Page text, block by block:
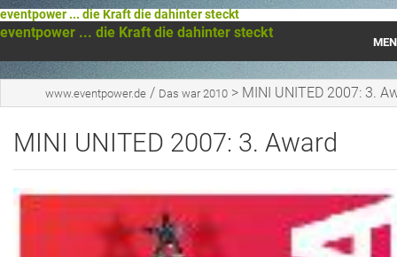
eventpower ... die Kraft die dahinter steckt
eventpower ... die Kraft die dahinter steckt
Startseite
Das war 2021
Das war 2020
www.eventpower.de / Das war 2010 > MINI UNITED 2007: 3.
MINI UNITED 2007: 3. Award